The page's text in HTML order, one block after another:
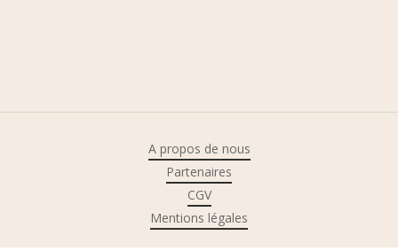
A propos de nous
Partenaires
CGV
Mentions légales